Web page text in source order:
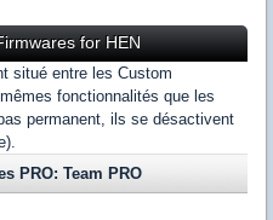
for HEN
situé entre les Custom
fonctionnalités que les
permanent, ils se désactivent
PRO: Team PRO